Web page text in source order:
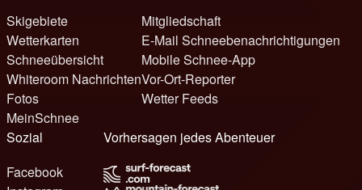
Skigebiete
Wetterkarten
Schneeübersicht
Whiteroom Nachrichten
Fotos
MeinSchnee
Mitgliedschaft
E-Mail Schneebenachrichtigungen
Mobile Schnee-App
Vor-Ort-Reporter
Wetter Feeds
Sozial
Facebook
Vorhersagen jedes Abenteuer